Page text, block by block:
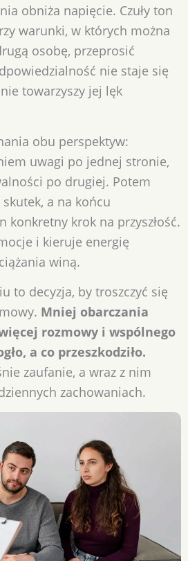
obniża napięcie. Czuły ton
warunki, w których można
osobę, przeprosić
nie staje się
towarzyszy jej lęk
obu perspektyw:
uwagi po jednej stronie,
po drugiej. Potem
a na końcu
konkretny krok na przyszłość.
i kieruje energię
winą.
to decyzja, by troszczyć się
Mniej obarczania
rozmowy i wspólnego
a co przeszkodziło.
zaufanie, a wraz z nim
zachowaniach.